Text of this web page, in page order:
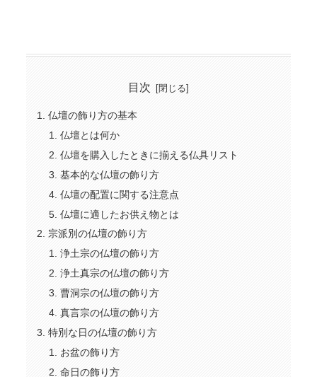
目次
仏壇の飾り方の基本
仏壇とは何か
仏壇を購入したときに揃える仏具リスト
基本的な仏壇の飾り方
仏壇の配置に関する注意点
仏壇に適したお供え物とは
宗派別の仏壇の飾り方
浄土宗の仏壇の飾り方
浄土真宗の仏壇の飾り方
曹洞宗の仏壇の飾り方
真言宗の仏壇の飾り方
特別な日の仏壇の飾り方
お盆の飾り方
命日の飾り方